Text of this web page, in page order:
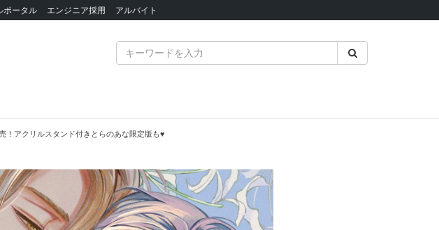
ポータル エンジニア採用 アルバイト
！アクリルスタンド付きとらのあな限定版も♥